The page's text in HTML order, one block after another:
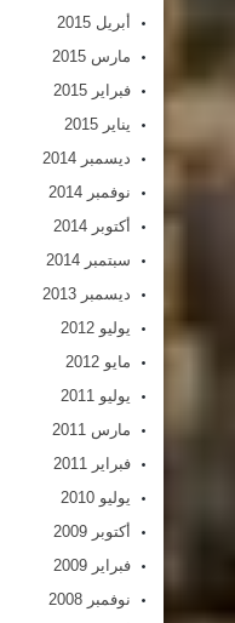
أبريل 2015
مارس 2015
فبراير 2015
يناير 2015
ديسمبر 2014
نوفمبر 2014
أكتوبر 2014
سبتمبر 2014
ديسمبر 2013
يوليو 2012
مايو 2012
يوليو 2011
مارس 2011
فبراير 2011
يوليو 2010
أكتوبر 2009
فبراير 2009
نوفمبر 2008